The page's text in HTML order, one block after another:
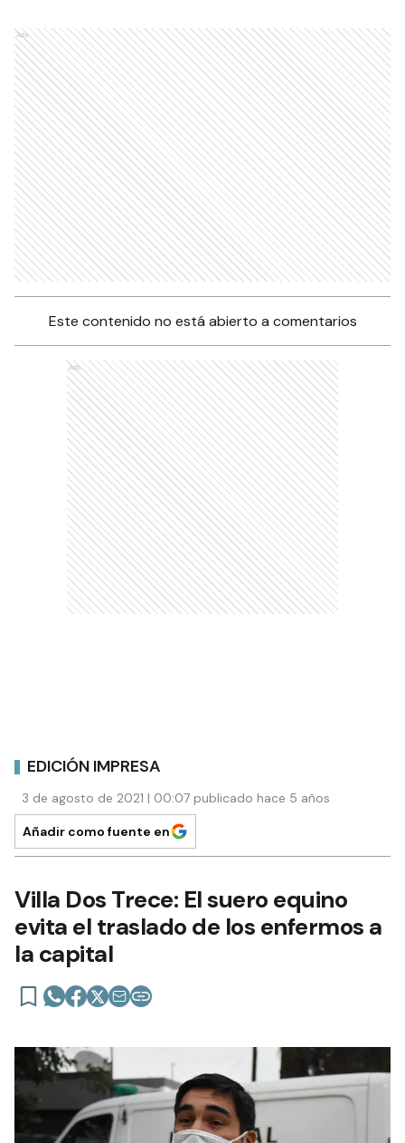
Ads
Este contenido no está abierto a comentarios
Ads
EDICIÓN IMPRESA
3 de agosto de 2021 | 00:07 publicado hace 5 años
Añadir como fuente en
Villa Dos Trece: El suero equino
evita el traslado de los enfermos a
la capital